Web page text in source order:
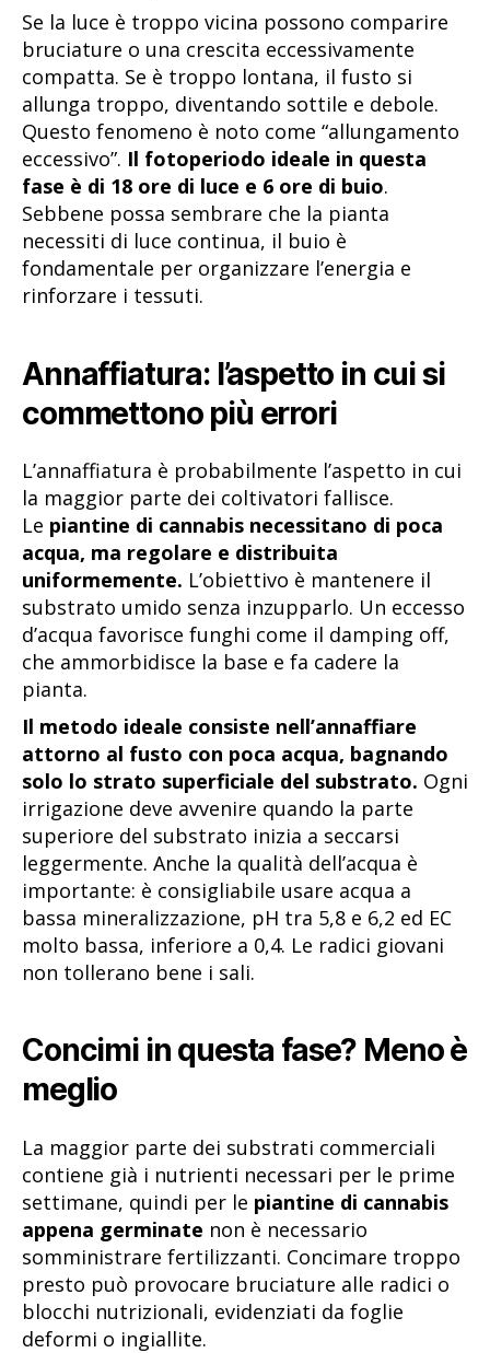
Se la luce è troppo vicina possono comparire
bruciature o una crescita eccessivamente
compatta. Se è troppo lontana, il fusto si
allunga troppo, diventando sottile e debole.
Questo fenomeno è noto come “allungamento
eccessivo”. Il fotoperiodo ideale in questa
fase è di 18 ore di luce e 6 ore di buio.
Sebbene possa sembrare che la pianta
necessiti di luce continua, il buio è
fondamentale per organizzare l’energia e
rinforzare i tessuti.
Annaffiatura: l’aspetto in cui si
commettono più errori
L’annaffiatura è probabilmente l’aspetto in cui
la maggior parte dei coltivatori fallisce.
Le piantine di cannabis necessitano di poca
acqua, ma regolare e distribuita
uniformemente. L’obiettivo è mantenere il
substrato umido senza inzupparlo. Un eccesso
d’acqua favorisce funghi come il damping off,
che ammorbidisce la base e fa cadere la
pianta.
Il metodo ideale consiste nell’annaffiare
attorno al fusto con poca acqua, bagnando
solo lo strato superficiale del substrato. Ogni
irrigazione deve avvenire quando la parte
superiore del substrato inizia a seccarsi
leggermente. Anche la qualità dell’acqua è
importante: è consigliabile usare acqua a
bassa mineralizzazione, pH tra 5,8 e 6,2 ed EC
molto bassa, inferiore a 0,4. Le radici giovani
non tollerano bene i sali.
Concimi in questa fase? Meno è
meglio
La maggior parte dei substrati commerciali
contiene già i nutrienti necessari per le prime
settimane, quindi per le piantine di cannabis
appena germinate non è necessario
somministrare fertilizzanti. Concimare troppo
presto può provocare bruciature alle radici o
blocchi nutrizionali, evidenziati da foglie
deformi o ingiallite.